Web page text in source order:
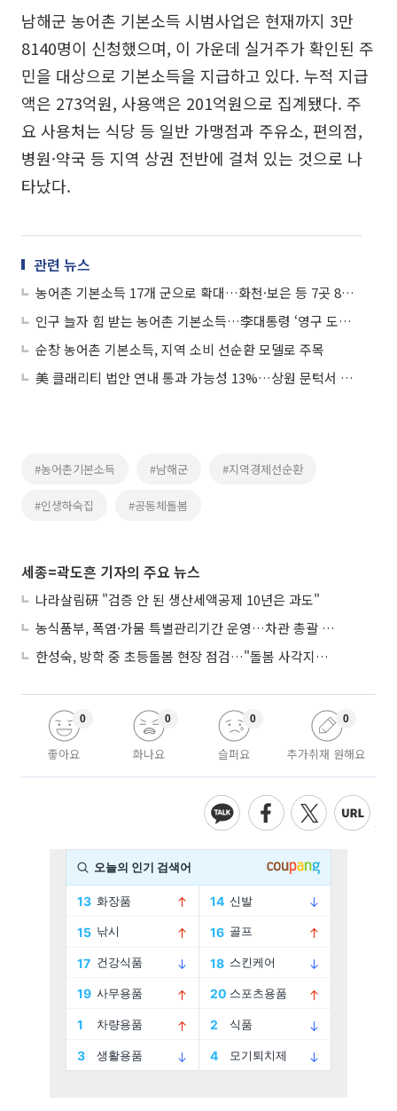
남해군 농어촌 기본소득 시범사업은 현재까지 3만
8140명이 신청했으며, 이 가운데 실거주가 확인된 주
민을 대상으로 기본소득을 지급하고 있다. 누적 지급
액은 273억원, 사용액은 201억원으로 집계됐다. 주
요 사용처는 식당 등 일반 가맹점과 주유소, 편의점,
병원·약국 등 지역 상권 전반에 걸쳐 있는 것으로 나
타났다.
관련 뉴스
농어촌 기본소득 17개 군으로 확대…화천·보은 등 7곳 8월 첫 지급
인구 늘자 힘 받는 농어촌 기본소득…李대통령 ‘영구 도입 효과’ 언급
순창 농어촌 기본소득, 지역 소비 선순환 모델로 주목
美 클래리티 법안 연내 통과 가능성 13%…상원 문턱서 제동
#농어촌기본소득 #남해군 #지역경제선순환
#인생하숙집 #공동체돌봄
세종=곽도흔 기자의 주요 뉴스
나라살림硏 "검증 안 된 생산세액공제 10년은 과도"
농식품부, 폭염·가뭄 특별관리기간 운영…차관 총괄 대응체계 격상
한성숙, 방학 중 초등돌봄 현장 점검…"돌봄 사각지대 없애야"
좋아요
0
화나요
0
슬퍼요
0
추가취재 원해요
0